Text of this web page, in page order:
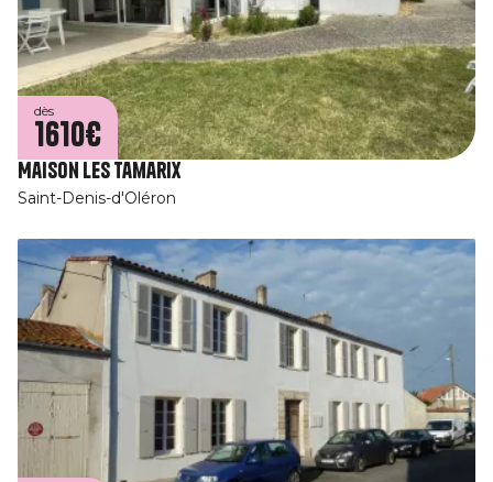
dès
1610€
Maison Les Tamarix
Saint-Denis-d'Oléron